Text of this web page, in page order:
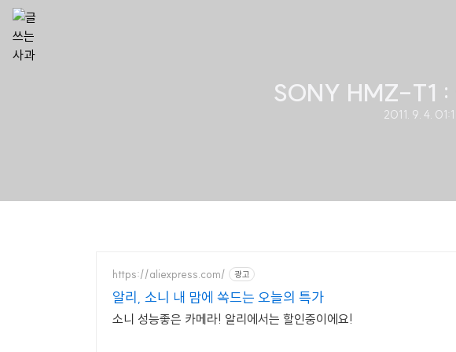
SONY HMZ-T1 :
2011. 9. 4.
https://aliexpress.com/ 광고
알리, 소니 내 맘에 쏙드는 오늘의 특가
소니 성능좋은 카메라! 알리에서는 할인중이에요!